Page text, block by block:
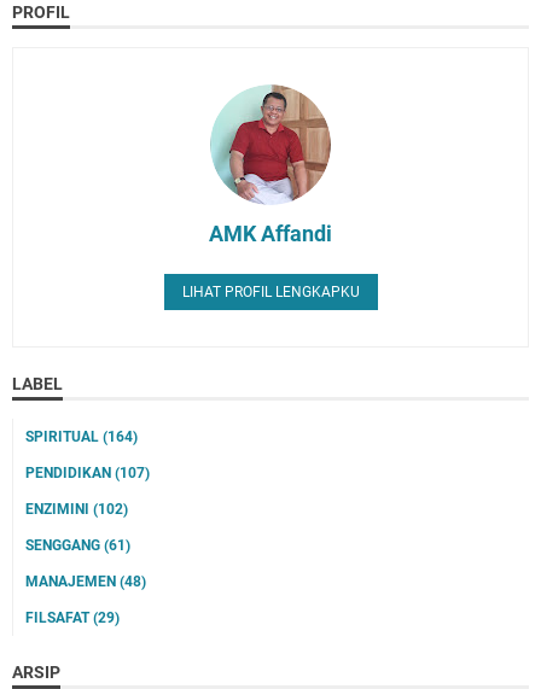
PROFIL
AMK Affandi
LIHAT PROFIL LENGKAPKU
LABEL
SPIRITUAL (164)
PENDIDIKAN (107)
ENZIMINI (102)
SENGGANG (61)
MANAJEMEN (48)
FILSAFAT(29)
ARSIP